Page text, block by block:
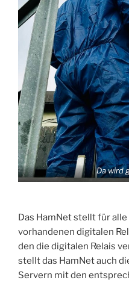
Da wird
Das HamNet stellt für
vorhandenen digitalen
den die digitalen Relais
stellt das HamNet auch
Servern mit den